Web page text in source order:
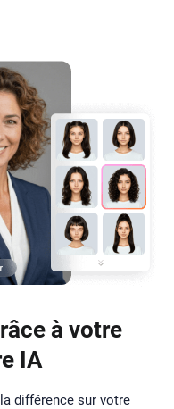
à votre
IA
différence sur votre